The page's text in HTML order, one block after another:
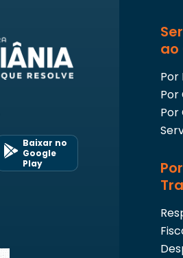
Baixar no
Google
Play
ao
Por
Por
Por